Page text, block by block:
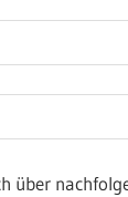
über